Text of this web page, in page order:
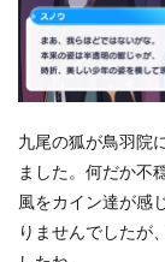
九尾の狐が鳥羽院
ました。何だか不
風をカイン達が感
りませんでしたが